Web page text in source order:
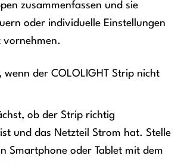
zusammenfassen und sie
oder individuelle Einstellungen
vornehmen.
wenn der COLOLIGHT Strip nicht
ob der Strip richtig
und das Netzteil Strom hat. Stelle
Smartphone oder Tablet mit dem